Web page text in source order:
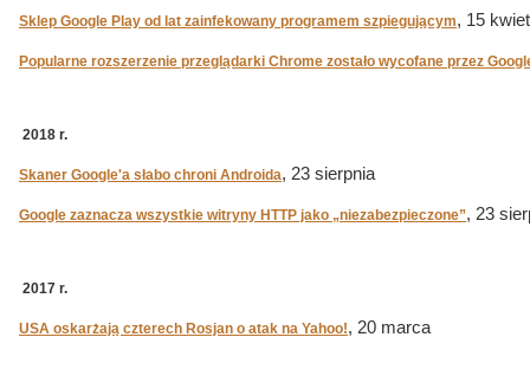
Sklep Google Play od lat zainfekowany programem szpiegującym, 15
Popularne rozszerzenie przeglądarki Chrome zostało wycofane przez
2018 r.
Skaner Google'a słabo chroni Androida, 23 sierpnia
Google zaznacza wszystkie witryny HTTP jako „niezabezpieczone”, 23
2017 r.
USA oskarżają czterech Rosjan o atak na Yahoo!, 20 marca